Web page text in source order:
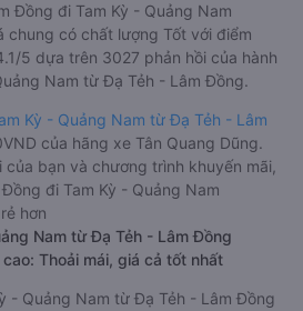
Đồng đi Tam Kỳ - Quảng Nam
chung có chất lượng Tốt với điểm
5 dựa trên 3027 phản hồi của hành
Nam từ Đạ Tẻh - Lâm Đồng.
Kỳ - Quảng Nam từ Đạ Tẻh - Lâm
của hãng xe Tân Quang Dũng.
bạn và chương trình khuyến mãi,
đi Tam Kỳ - Quảng Nam
hơn
Nam từ Đạ Tẻh - Lâm Đồng
Thoải mái, giá cả tốt nhất
- Quảng Nam từ Đạ Tẻh - Lâm Đồng